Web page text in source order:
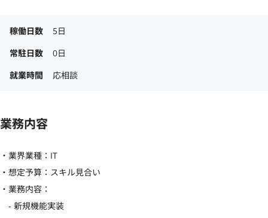
稼働日数
5日
常駐日数
0日
就業時間
応相談
業務内容
・業界業種：IT
・想定予算：スキル見合い
・業務内容：
- 新規機能実装